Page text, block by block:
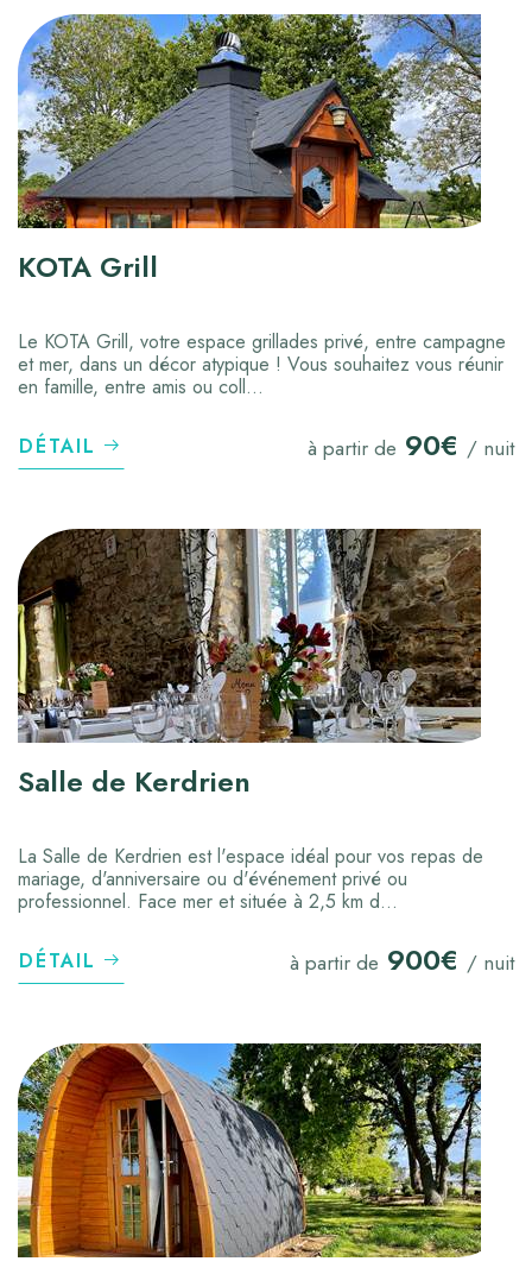
KOTA Grill
Le KOTA Grill, votre espace grillades privé, entre campagne
et mer, dans un décor atypique ! Vous souhaitez vous réunir
en famille, entre amis ou coll...
DÉTAIL à partir de 90€ / nuit
Salle de Kerdrien
La Salle de Kerdrien est l'espace idéal pour vos repas de
mariage, d'anniversaire ou d'événement privé ou
professionnel. Face mer et située à 2,5 km d...
DÉTAIL à partir de 900€ / nuit